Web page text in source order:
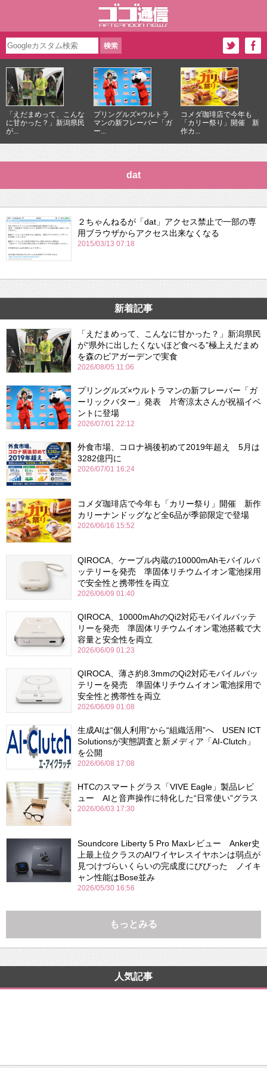
「えだまめって、こんな
に甘かった？」新潟県民
が...
プリングルズ×ウルトラ
マンの新フレーバー「ガ
ー...
コメダ珈琲店で今年も
「カリー祭り」開催 新
作カ...
dat
２ちゃんねるが「dat」アクセス禁止で一部の専
用ブラウザからアクセス出来なくなる
2015/03/13 07:18
新着記事
「えだまめって、こんなに甘かった？」新潟県民
が“県外に出したくないほど食べる”極上えだまめ
を森のビアガーデンで実食
2026/08/05 11:06
プリングルズ×ウルトラマンの新フレーバー「ガ
ーリックバター」発表 片寄涼太さんが祝福イベ
ントに登場
2026/07/01 22:12
外食市場、コロナ禍後初めて2019年超え 5月は
3282億円に
2026/07/01 16:24
コメダ珈琲店で今年も「カリー祭り」開催 新作
カリーナンドッグなど全6品が季節限定で登場
2026/06/16 15:52
QIROCA、ケーブル内蔵の10000mAhモバイルバ
ッテリーを発売 準固体リチウムイオン電池採用
で安全性と携帯性を両立
2026/06/09 01:40
QIROCA、10000mAhのQi2対応モバイルバッテ
リーを発売 準固体リチウムイオン電池搭載で大
容量と安全性を両立
2026/06/09 01:23
QIROCA、薄さ約8.3mmのQi2対応モバイルバッ
テリーを発売 準固体リチウムイオン電池採用で
安全性と携帯性を両立
2026/06/09 01:08
生成AIは“個人利用”から“組織活用”へ USEN ICT
Solutionsが実態調査と新メディア「AI-Clutch」
を公開
2026/06/08 17:08
HTCのスマートグラス「VIVE Eagle」製品レビ
ュー AIと音声操作に特化した“日常使い”グラス
2026/06/03 17:30
Soundcore Liberty 5 Pro Maxレビュー Anker史
上最上位クラスのAIワイヤレスイヤホンは弱点が
見つけづらいくらいの完成度にびびった ノイキ
ャン性能はBose並み
2026/05/30 16:56
もっとみる
人気記事